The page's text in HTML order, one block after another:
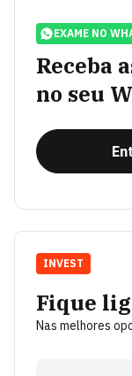
EXAME NO
Receba
no seu
Fique
Nas melhores
INVEST